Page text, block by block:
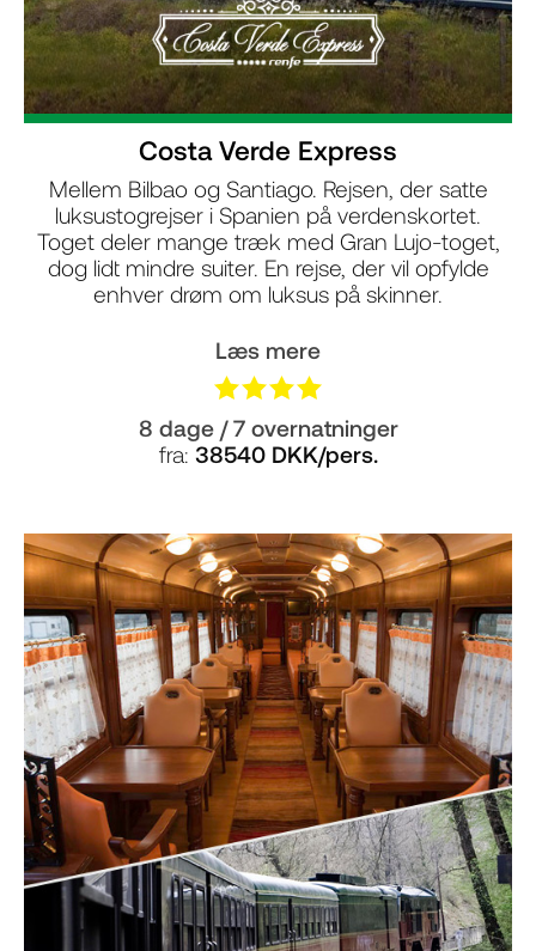
Costa Verde Express
Mellem Bilbao og Santiago. Rejsen, der satte
luksustogrejser i Spanien på verdenskortet.
Toget deler mange træk med Gran Lujo-toget,
dog lidt mindre suiter. En rejse, der vil opfylde
enhver drøm om luksus på skinner.
Læs mere
8 dage / 7 overnatninger
fra: 38540 DKK/pers.